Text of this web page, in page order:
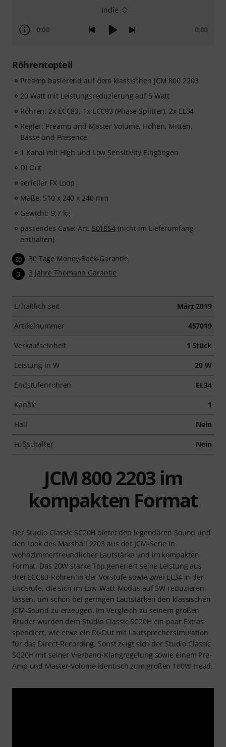
Indie
0:00 0:00
Röhrentopteil
Preamp basierend auf dem klassischen JCM 800 2203
20 Watt mit Leistungsreduzierung auf 5 Watt
Röhren: 2x ECC83, 1x ECC83 (Phase Splitter), 2x EL34
Regler: Preamp und Master Volume, Höhen, Mitten,
Bässe und Presence
1 Kanal mit High und Low Sensitivity Eingängen
DI Out
serieller FX Loop
Maße: 510 x 240 x 240 mm
Gewicht: 9,7 kg
passendes Case: Art. 501854 (nicht im Lieferumfang
enthalten)
30 30 Tage Money-Back-Garantie
3 3 Jahre Thomann Garantie
Erhältlich seit März 2019
Artikelnummer 457019
Verkaufseinheit 1 Stück
Leistung in W 20 W
Endstufenröhren EL34
Kanäle 1
Hall Nein
Fußschalter Nein
JCM 800 2203 im
kompakten Format
Der Studio Classic SC20H bietet den legendären Sound und
den Look des Marshall 2203 aus der JCM-Serie in
wohnzimmerfreundlicher Lautstärke und im kompakten
Format. Das 20W starke Top generiert seine Leistung aus
drei ECC83-Röhren in der Vorstufe sowie zwei EL34 in der
Endstufe, die sich im Low-Watt-Modus auf 5W reduzieren
lassen, um schon bei geringen Lautstärken den klassischen
JCM-Sound zu erzeugen. Im Vergleich zu seinem großen
Bruder wurden dem Studio Classic SC20H ein paar Extras
spendiert, wie etwa ein DI-Out mit Lautsprechersimulation
für das Direct-Recording. Sonst zeigt sich der Studio Classic
SC20H mit seiner Vierband-Klangregelung sowie einem Pre-
Amp und Master-Volume identisch zum großen 100W-Head.